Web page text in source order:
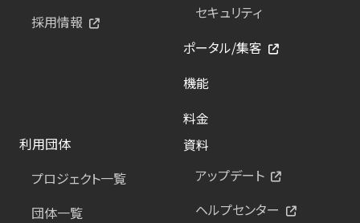
採用情報
セキュリティ
ポータル/集客
機能
料金
利用団体
プロジェクト一覧
団体一覧
資料
アップデート
ヘルプセンター